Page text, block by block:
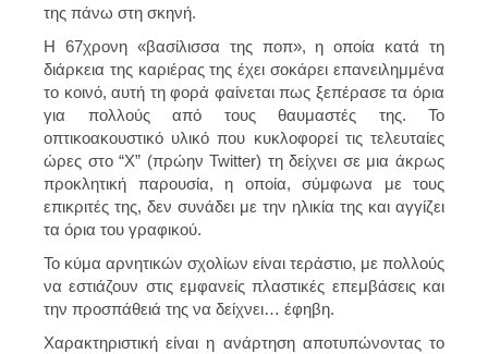
της πάνω στη σκηνή.
Η 67χρονη «βασίλισσα της ποπ», η οποία κατά τη
διάρκεια της καριέρας της έχει σοκάρει επανειλημμένα
το κοινό, αυτή τη φορά φαίνεται πως ξεπέρασε τα όρια
για πολλούς από τους θαυμαστές της. Το
οπτικοακουστικό υλικό που κυκλοφορεί τις τελευταίες
ώρες στο “X” (πρώην Twitter) τη δείχνει σε μια άκρως
προκλητική παρουσία, η οποία, σύμφωνα με τους
επικριτές της, δεν συνάδει με την ηλικία της και αγγίζει
τα όρια του γραφικού.
Το κύμα αρνητικών σχολίων είναι τεράστιο, με πολλούς
να εστιάζουν στις εμφανείς πλαστικές επεμβάσεις και
την προσπάθειά της να δείχνει… έφηβη.
Χαρακτηριστική είναι η ανάρτηση αποτυπώνοντας το